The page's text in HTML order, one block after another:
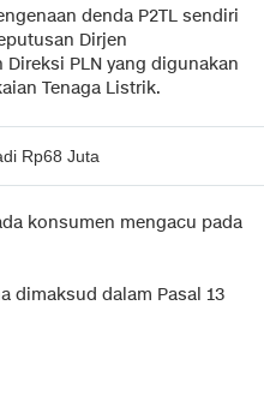
denda P2TL sendiri
Dirjen
PLN yang digunakan
Tenaga Listrik.
Rp68 Juta
konsumen mengacu pada
dimaksud dalam Pasal 13